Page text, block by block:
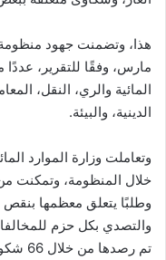
هذا، وتضمنت جهود
مارس، وفقًا للتقرير، عددًا
المائية والري، النقل،
الدينية، والبيئة.
وطلبًا يتعلق معظمها بنقص
والتصدي بكل حزم
تم